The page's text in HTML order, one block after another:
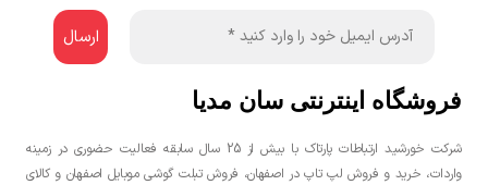
فروشگاه اینترنتی سان مدیا
شرکت خورشید ارتباطات پارتاک با بیش از 25 سال سابقه فعالیت حضوری در زمینه
واردات، خرید و فروش لپ تاپ در اصفهان، فروش تبلت گوشی موبایل اصفهان و کالای